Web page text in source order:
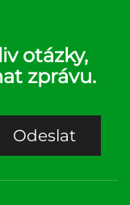
otázky,
zprávu.
Odeslat